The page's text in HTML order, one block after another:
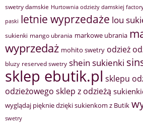
swetry damskie Hurtownia odzieży damskiej
paski letnie wyprzedaże lou
sukienki mango ubrania markowe ubrania
wyprzedaż mohito swetry odzież
bluzy reserved swetry shein sukienki
sklep ebutik.pl sklepu
odzieżowego sklep z odzieżą
wyglądaj pięknie dzięki sukienkom z Butik
swetry